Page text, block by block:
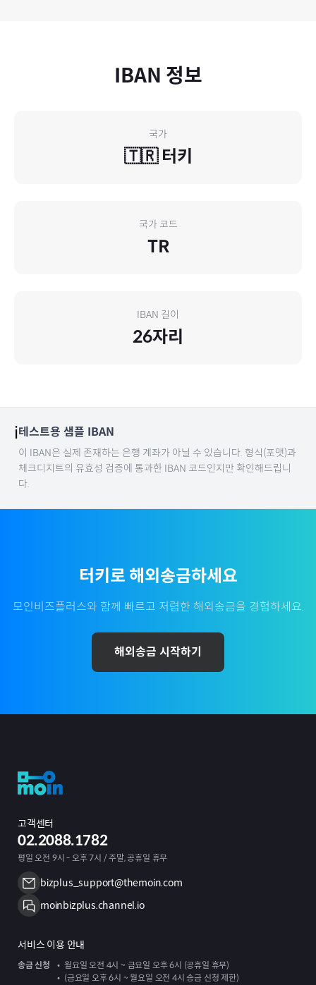
IBAN 정보
국가
🇹🇷 터키
국가 코드
TR
IBAN 길이
26자리
ℹ️테스트용 샘플 IBAN
이 IBAN은 실제 존재하는 은행 계좌가 아닐 수 있습니다. 형식(포맷)과
체크디지트의 유효성 검증에 통과한 IBAN 코드인지만 확인해드립니
다.
터키 로 해외송금하세요
모인비즈플러스와 함께 빠르고 저렴한 해외송금을 경험하세요.
해외송금 시작하기
고객센터
02.2088.1782
평일 오전 9시 - 오후 7시 / 주말, 공휴일 휴무
bizplus_support@themoin.com
moinbizplus.channel.io
서비스 이용 안내
송금 신청
월요일 오전 4시 ~ 금요일 오후 6시 (공휴일 휴무)
(금요일 오후 6시 ~ 월요일 오전 4시 송금 신청 제한)